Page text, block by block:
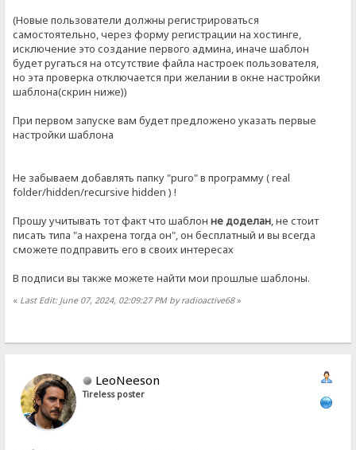
(Новые пользователи должны регистрироваться
самостоятельно, через форму регистрации на хостинге,
исключение это создание первого админа, иначе шаблон
будет ругаться на отсутствие файла настроек пользователя,
но эта проверка отключается при желании в окне настройки
шаблона(скрин ниже))
При первом запуске вам будет предложено указать первые
настройки шаблона
Не забываем добавлять папку "puro" в программу ( real
folder/hidden/recursive hidden ) !
Прошу учитывать тот факт что шаблонне доделан, не стоит
писать типа "а нахрена тогда он", он бесплатный и вы всегда
сможете подправить его в своих интересах
В подписи вы также можете найти мои прошлые шаблоны.
« Last Edit: June 07, 2024, 02:09:27 PM by radioactive68»
LeoNeeson
Tireless poster